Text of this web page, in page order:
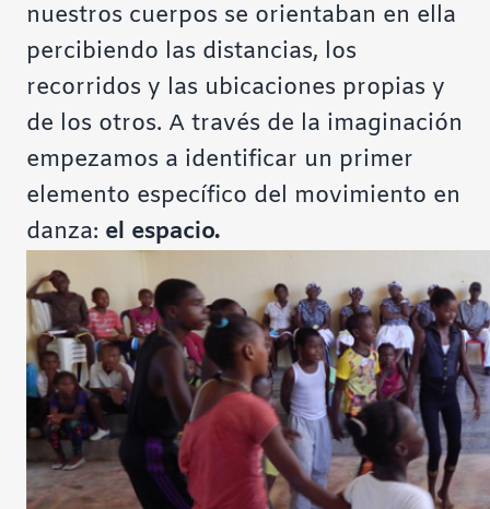
nuestros cuerpos se orientaban en ella
percibiendo las distancias, los
recorridos y las ubicaciones propias y
de los otros. A través de la imaginación
empezamos a identificar un primer
elemento específico del movimiento en
danza: el espacio.